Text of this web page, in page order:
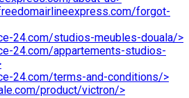
forgot-
24.com/studios-meubles-douala/>
24.com/appartements-studios-
24.com/terms-and-conditions/>
product/victron/>